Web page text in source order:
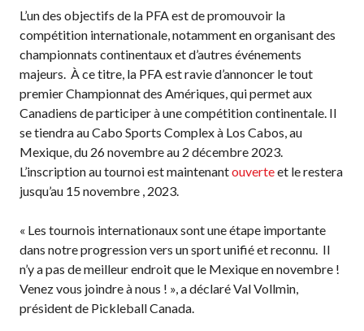
Règles officielles de
pickleball
Endroits où jouer
Recherche de clubs
Programme de
formation des
entraîneurs
Championnat national
de Pickleball Canada
2025
L’un des objectifs de la PFA est de promouvoir la
compétition internationale, notamment en organisant des
championnats continentaux et d’autres événements
majeurs. À ce titre, la PFA est ravie d’annoncer le tout
premier Championnat des Amériques, qui permet aux
Canadiens de participer à une compétition continentale. Il
se tiendra au Cabo Sports Complex à Los Cabos, au
Mexique, du 26 novembre au 2 décembre 2023.
L’inscription au tournoi est maintenantouverteet le restera
jusqu’au 15 novembre , 2023.
« Les tournois internationaux sont une étape importante
dans notre progression vers un sport unifié et reconnu. Il
n’y a pas de meilleur endroit que le Mexique en novembre !
Venez vous joindre à nous ! », a déclaré Val Vollmin,
président de Pickleball Canada.